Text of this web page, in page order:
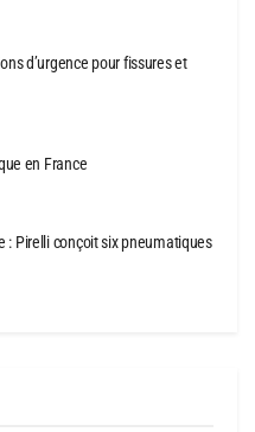
d’urgence pour fissures et
en France
: Pirelli conçoit six pneumatiques